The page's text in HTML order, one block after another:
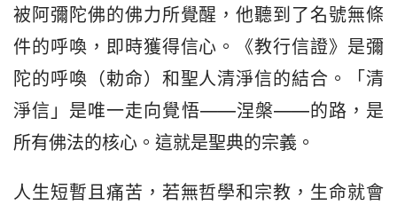
被阿彌陀佛的佛力所覺醒，他聽到了名號無條
件的呼喚，即時獲得信心。《教行信證》是彌
陀的呼喚（勅命）和聖人清淨信的結合。「清
淨信」是唯一走向覺悟——涅槃——的路，是
所有佛法的核心。這就是聖典的宗義。
人生短暫且痛苦，若無哲學和宗教，生命就會